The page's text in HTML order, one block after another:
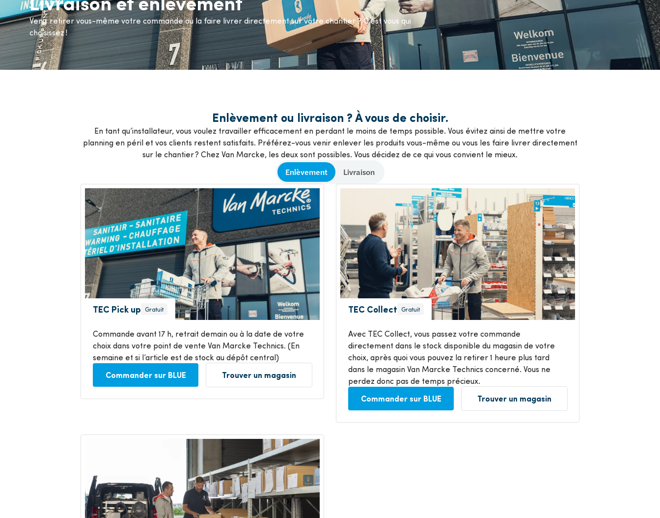
Climatisation Pompes
Voir tous les produits
Voir tous les services
Venir retirer vous-même votre commande ou la faire livrer directement sur votre chantier ? C’est vous qui
choisissez !
Enlèvement ou livraison ? À vous de choisir.
En tant qu’installateur, vous voulez travailler efficacement en perdant le moins de temps possible. Vous évitez ainsi de mettre votre
planning en péril et vos clients restent satisfaits. Préférez-vous venir enlever les produits vous-même ou vous les faire livrer directement
sur le chantier ? Chez Van Marcke, les deux sont possibles. Vous décidez de ce qui vous convient le mieux.
Enlèvement Livraison
TEC Pick up Gratuit
Commande avant 17 h, retrait demain ou à la date de votre
choix dans votre point de vente Van Marcke Technics. (En
semaine et si l’article est de stock au dépôt central)
Commander sur BLUE Trouver un magasin
TEC Collect Gratuit
Avec TEC Collect, vous passez votre commande
directement dans le stock disponible du magasin de votre
choix, après quoi vous pouvez la retirer 1 heure plus tard
dans le magasin Van Marcke Technics concerné. Vous ne
perdez donc pas de temps précieux.
Commander sur BLUE Trouver un magasin